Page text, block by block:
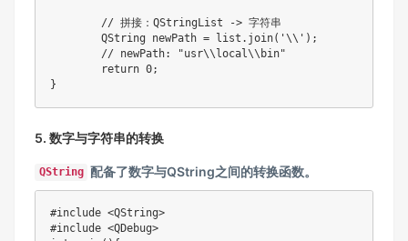
// 拼接：QStringList -> 字符串
	QString newPath
= list . join( '\\' ) ;
// newPath: "usr\\local\\bin"
return 0;
}
5. 数字与字符串的转换
QString 配备了数字与QString之间的转换函数。
#include <QString>
#include <QDebug>